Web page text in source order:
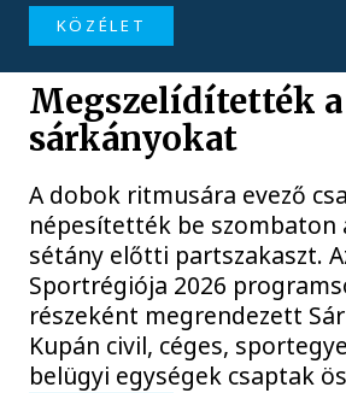
KÖZÉLET
Megszelídítették a
sárkányokat
A dobok ritmusára evező
népesítették be szombaton
sétány előtti partszakaszt.
Sportrégiója 2026
részeként megrendezett
Kupán civil, céges,
belügyi egységek csaptak